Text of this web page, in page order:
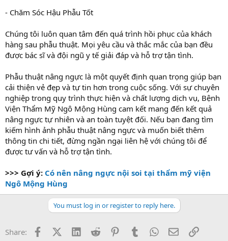
- Chăm Sóc Hậu Phẫu Tốt
Chúng tôi luôn quan tâm đến quá trình hồi phục của khách
hàng sau phẫu thuật. Mọi yêu cầu và thắc mắc của bạn đều
được bác sĩ và đội ngũ y tế giải đáp và hỗ trợ tận tình.
Phẫu thuật nâng ngực là một quyết định quan trọng giúp bạn
cải thiện vẻ đẹp và tự tin hơn trong cuộc sống. Với sự chuyên
nghiệp trong quy trình thực hiện và chất lượng dịch vụ, Bệnh
Viện Thẩm Mỹ Ngô Mộng Hùng cam kết mang đến kết quả
nâng ngực tự nhiên và an toàn tuyệt đối. Nếu bạn đang tìm
kiếm hình ảnh phẫu thuật nâng ngực và muốn biết thêm
thông tin chi tiết, đừng ngần ngại liên hệ với chúng tôi để
được tư vấn và hỗ trợ tận tình.
>>> Gợi ý: Có nên nâng ngực nội soi tại thẩm mỹ viện
Ngô Mộng Hùng
You must log in or register to reply here.
Share: FacebookX (Twitter)
LinkedInReddit PinterestTumblrWhatsApp
EmailLink